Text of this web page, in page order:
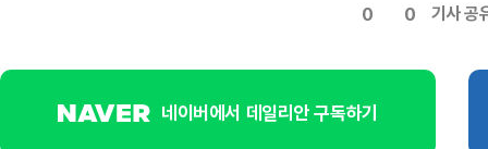
0 0 기사 공
네이버에서 데일리안 구독하기